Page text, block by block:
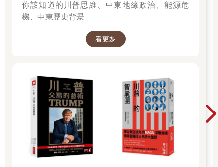
你該知道的川普思維、中東地緣政治、能源危
機、中東歷史背景
看更多